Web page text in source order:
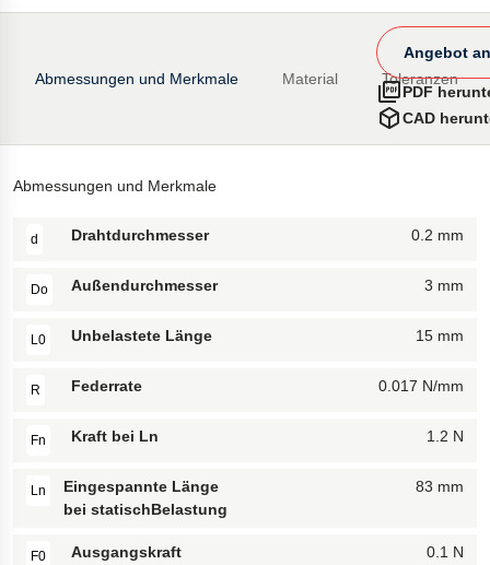
Abmessungen und Merkmale Material Toleranzen
CAD
PDF
Angebot
Abmessungen und Merkmale
d Drahtdurchmesser 0.2 mm
Do Außendurchmesser 3 mm
L0 Unbelastete Länge 15 mm
R Federrate 0.017 N/mm
Fn Kraft bei Ln 1.2 N
Ln
Eingespannte Länge
bei statischBelastung
83 mm
F0 Ausgangskraft 0.1 N